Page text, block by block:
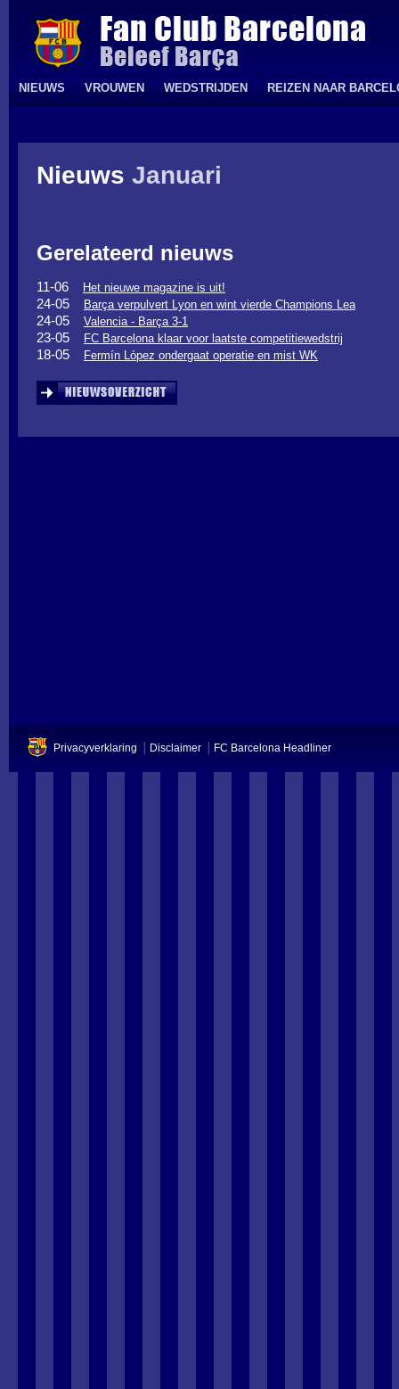
NIEUWS VROUWEN WEDSTRIJDEN REIZEN NAAR
Nieuws Januari
Gerelateerd nieuws
11-06 Het nieuwe magazine is uit!
24-05 Barça verpulvert Lyon en wint vierde Champions Lea
24-05 Valencia - Barça 3-1
23-05 FC Barcelona klaar voor laatste competitiewedstrij
18-05 Fermín López ondergaat operatie en mist WK
Privacyverklaring Disclaimer FC Barcelona Headliner